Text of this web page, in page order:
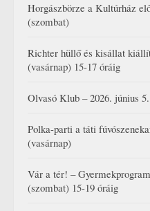
Horgászbörze a Kultúrház
(szombat)
Richter hüllő és kisállat
(vasárnap) 15-17 óráig
Olvasó Klub – 2026. június
Polka-parti a táti
(vasárnap)
Vár a tér! –
(szombat) 15-19 óráig